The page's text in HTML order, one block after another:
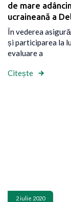
de mare
ucraineană a
În vederea
și participarea la
evaluare a
Citește
2 iulie 2020